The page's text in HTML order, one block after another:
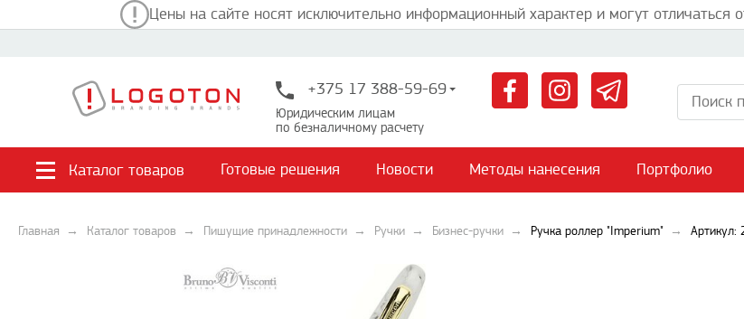
Цены на сайте носят исключительно информационный характер и могут отличаться
+375 17 388-59-69
Юридическим лицам
по безналичному расчету
Каталог товаров Готовые решения Новости Методы нанесения Портфолио
Главная Каталог товаров Пишущие принадлежности Ручки Бизнес-ручки Ручка роллер "Imperium" Артикул: